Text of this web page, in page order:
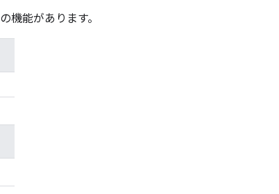
機能があります。